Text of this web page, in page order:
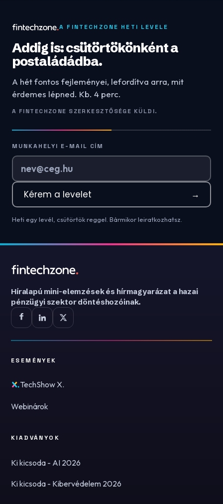
A FINTECHZONE HETI LEVELE
Addig is: csütörtökönként a
postaládádba.
A hét fontos fejleményei, lefordítva arra, mit
érdemes lépned. Kb. 4 perc.
A FINTECHZONE SZERKESZTŐSÉGE KÜLDI.
MUNKAHELYI E-MAIL CÍM
Kérem a levelet →
Heti egy levél, csütörtök reggel. Bármikor leiratkozhatsz.
Híralapú mini-elemzések és hírmagyarázat a hazai
pénzügyi szektor döntéshozóinak.
ESEMÉNYEK
TechShow X.
Webinárok
KIADVÁNYOK
Ki kicsoda - AI 2026
Ki kicsoda - Kibervédelem 2026